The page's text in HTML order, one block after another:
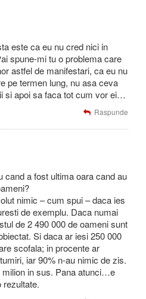
este ca eu nu cred nici in
spune-mi tu o problema care
astfel de manifestari, ca eu nu
pe termen lung, nu asa ceva
si apoi sa faca tot cum vor ei…
Raspunde
cand a fost ultima oara cand au
nimic – cum spui – daca ies
de exemplu. Daca numai
de 2 490 000 de oameni sunt
Si daca ar iesi 250 000
scofala; in procente ar
iar 90% n-au nimic de zis.
in sus. Pana atunci…e
rezultate.